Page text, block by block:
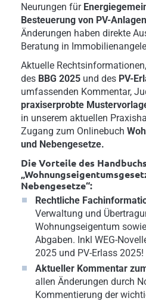
Neurungen für
Besteuerung von PV-Anlagen
Änderungen haben direkte
Beratung in
Aktuelle
des BBG 2025 und des PV-
umfassenden Kommentar,
praxiserprobte
in unserem aktuellen
Zugang zum Onlinebuch
und Nebengesetze.
Die Vorteile des Handbuchs
Nebengesetze“:
Rechtliche
Verwaltung und
Wohnungseigentum
Abgaben. Inkl WEG-
2025 und PV-Erlass 2025!
Aktueller Kommentar
allen Änderungen durch
Kommentierung der